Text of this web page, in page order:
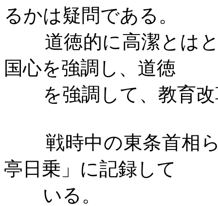
るかは疑問である。
道徳的に高潔とは
国心を強調し、道徳
を強調して、教育
戦時中の東条首相
亭日乗」に記録して
いる。